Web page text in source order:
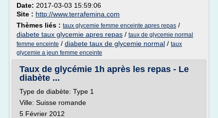
Date: 2017-03-03 15:59:06
Site : http://www.terrafemina.com
Thèmes liés : taux glycemie femme enceinte apres repas /
diabete taux glycemie apres repas / taux de glycemie normal
femme enceinte / diabete taux de glycemie normal / taux
glycemie a jeun femme enceinte
Taux de glycémie 1h après les repas - Le
diabète ...
Type de diabète: Type 1
Ville: Suisse romande
5 Février 2012